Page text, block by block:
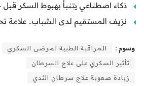
ذكاء اصطناعي يتنبأ بهبوط السكر قبل 24 ساعة
نزيف المستقيم لدى الشباب.. علامة
وسوم :
المراقبة الطبية لمرضى السكري
تأثير السكري على علاج السرطان
زيادة صعوبة علاج سرطان الثدي